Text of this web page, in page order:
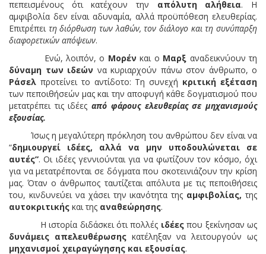
πεπεισμένους ότι κατέχουν την απόλυτη αλήθεια. Η
αμφιβολία δεν είναι αδυναμία, αλλά προϋπόθεση ελευθερίας.
Επιτρέπει τη διόρθωση των λαθών, τον διάλογο και τη συνύπαρξη
διαφορετικών απόψεων.
Ενώ, λοιπόν, ο Μορέν και ο Μαρξ αναδεικνύουν τη
δύναμη των ιδεών να κυριαρχούν πάνω στον άνθρωπο, ο
Ράσελ προτείνει το αντίδοτο: Τη συνεχή κριτική εξέταση
των πεποιθήσεών μας και την αποφυγή κάθε δογματισμού που
μετατρέπει τις ιδέεςαπό φάρους ελευθερίας σε μηχανισμούς
εξουσίας.
Ίσως η μεγαλύτερη πρόκληση του ανθρώπου δεν είναι να
“δημιουργεί ιδέες, αλλά να μην υποδουλώνεται σε
αυτές”. Οι ιδέες γεννιούνται για να φωτίζουν τον κόσμο, όχι
για να μετατρέπονται σε δόγματα που σκοτεινιάζουν την κρίση
μας. Όταν ο άνθρωπος ταυτίζεται απόλυτα με τις πεποιθήσεις
του, κινδυνεύει να χάσει την ικανότητα της αμφιβολίας, της
αυτοκριτικής και της αναθεώρησης.
Η ιστορία διδάσκει ότι πολλές ιδέεςπου ξεκίνησαν ως
δυνάμεις απελευθέρωσηςκατέληξαν να λειτουργούν ως
μηχανισμοί χειραγώγησης και εξουσίας.